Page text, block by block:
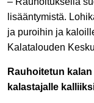
lisääntymistä.
ja puroihin ja
Kalatalouden
Rauhoitetun
kalastajalle